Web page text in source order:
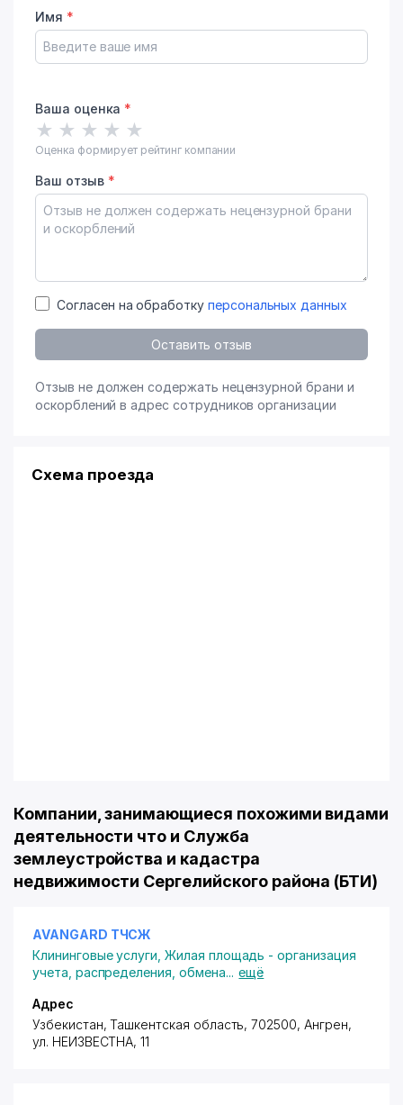
Имя *
Ваша оценка *
★ ★ ★ ★ ★
Оценка формирует рейтинг компании
Ваш отзыв *
Согласен на обработку персональных данных
Оставить отзыв
Отзыв не должен содержать нецензурной брани и
оскорблений в адрес сотрудников организации
Схема проезда
Компании, занимающиеся похожими видами
деятельности что и Служба
землеустройства и кадастра
недвижимости Сергелийского района (БТИ)
AVANGARD ТЧСЖ
Клининговые услуги ,Жилая площадь - организация
учета, распределения, обмена... ещё
Адрес
Узбекистан, Ташкентская область, 702500, Ангрен,
ул. НЕИЗВЕСТНА, 11